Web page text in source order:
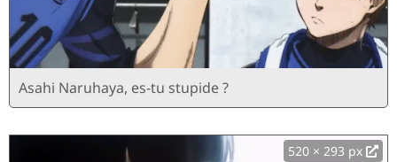
Asahi Naruhaya, es-tu stupide ?
520 × 293 px